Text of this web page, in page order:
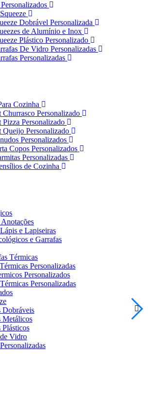
Dobrável Personalizada
de Alumínio e Inox
Plástico Personalizado
De Vidro Personalizadas
Personalizadas
Cozinha
Personalizado
Personalizado
Queijo Personalizado
Personalizados
Copos Personalizados
Personalizadas
de Cozinha
e Lapiseiras
e Garrafas
Térmicas
Personalizadas
Personalizados
Personalizadas
Dobráveis
Metálicos
Plásticos
Vidro